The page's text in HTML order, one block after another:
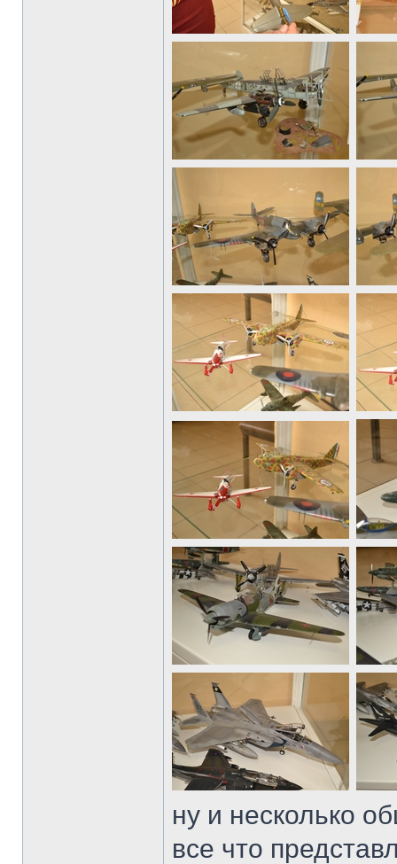
ну и несколько
все что